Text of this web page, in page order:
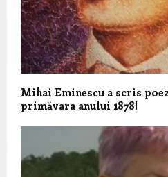
Mihai Eminescu a scris
primăvara anului 1878!